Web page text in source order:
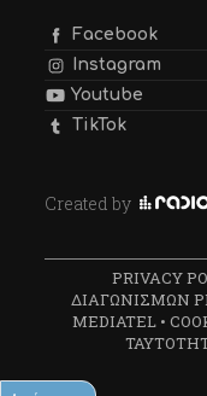
Facebook
Instagram
Youtube
TikTok
Created by
PRIVACY
ΔΙΑΓΩΝΙΣΜΩΝ
MEDIATEL •